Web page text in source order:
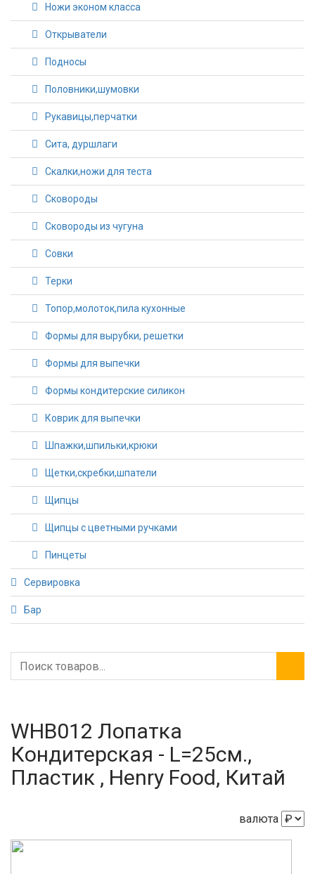
Ножи эконом класса
Открыватели
Подносы
Половники,шумовки
Рукавицы,перчатки
Сита, дуршлаги
Скалки,ножи для теста
Сковороды
Сковороды из чугуна
Совки
Терки
Топор,молоток,пила кухонные
Формы для вырубки, решетки
Формы для выпечки
Формы кондитерские силикон
Коврик для выпечки
Шпажки,шпильки,крюки
Щетки,скребки,шпатели
Щипцы
Щипцы с цветными ручками
Пинцеты
Сервировка
Бар
WHB012 Лопатка
Кондитерская - L=25см.,
Пластик , Henry Food, Китай
валюта